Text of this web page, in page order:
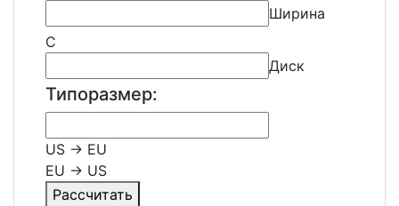
Ширина
C
Диск
Типоразмер:
US → EU
EU → US
Рассчитать